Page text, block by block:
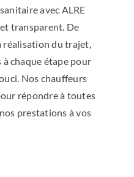
avec ALRE
transparent. De
réalisation du trajet,
à chaque étape pour
Nos chauffeurs
répondre à toutes
prestations à vos